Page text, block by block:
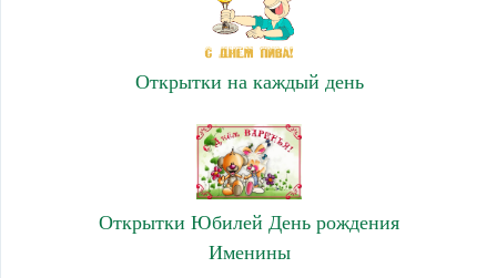
Открытки на каждый день
Открытки Юбилей День рождения
Именины